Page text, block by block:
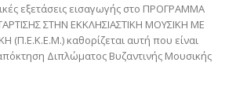
εξετάσεις εισαγωγής στο ΠΡΟΓΡΑΜΜΑ
ΣΤΗΝ ΕΚΚΛΗΣΙΑΣΤΙΚΗ ΜΟΥΣΙΚΗ ΜΕ
(Π.Ε.Κ.Ε.Μ.) καθορίζεται αυτή που είναι
Διπλώματος Βυζαντινής Μουσικής